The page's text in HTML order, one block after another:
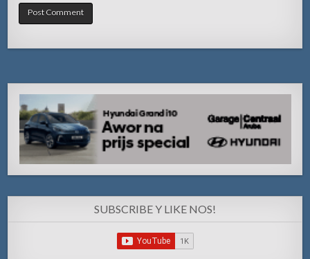
SUBSCRIBE Y LIKE NOS!